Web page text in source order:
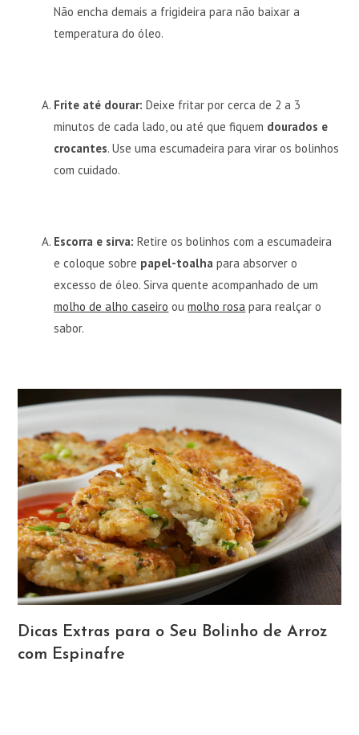
Não encha demais a frigideira para não baixar a
temperatura do óleo.
Frite até dourar: Deixe fritar por cerca de 2 a 3
minutos de cada lado, ou até que fiquem dourados e
crocantes. Use uma escumadeira para virar os bolinhos
com cuidado.
Escorra e sirva: Retire os bolinhos com a escumadeira
e coloque sobre papel-toalha para absorver o
excesso de óleo. Sirva quente acompanhado de um
molho de alho caseiro oumolho rosa para realçar o
sabor.
Dicas Extras para o Seu Bolinho de Arroz
com Espinafre